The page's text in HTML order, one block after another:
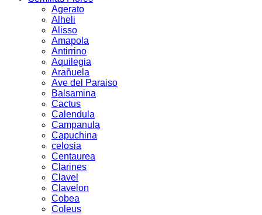
Agerato
Alheli
Alisso
Amapola
Antirrino
Aquilegia
Arañuela
Ave del Paraiso
Balsamina
Cactus
Calendula
Campanula
Capuchina
celosia
Centaurea
Clarines
Clavel
Clavelon
Cobea
Coleus